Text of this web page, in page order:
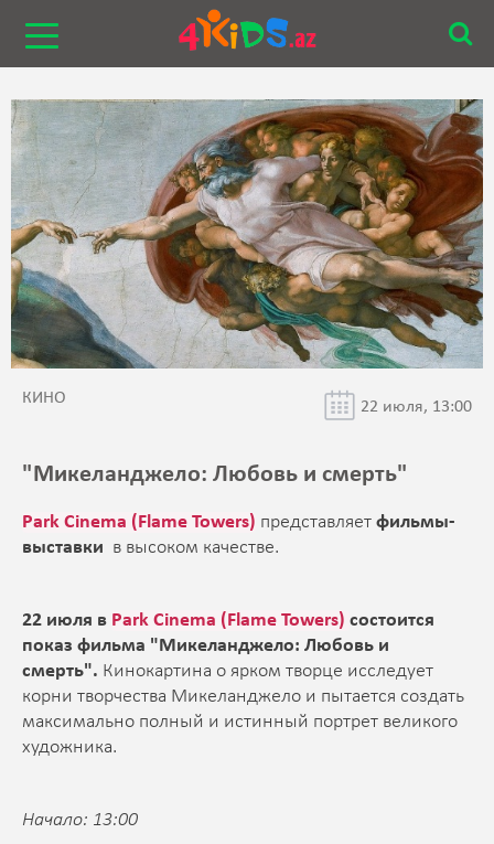
КИНО 22 июля, 13:00
"Микеланджело: Любовь и смерть"
Park Cinema (Flame Towers) представляет фильмы-
выставки в высоком качестве.
22 июля в Park Cinema (Flame Towers) состоится
показ фильма "Микеланджело: Любовь и
смерть". Кинокартина о ярком творце исследует
корни творчества Микеланджело и пытается создать
максимально полный и истинный портрет великого
художника.
Начало: 13:00